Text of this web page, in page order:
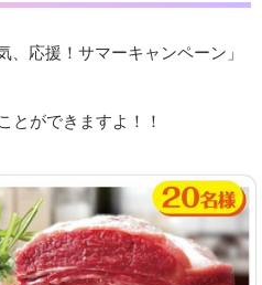
応援！サマーキャンペーン」
とができますよ！！